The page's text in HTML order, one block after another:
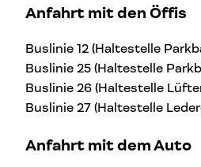
Anfahrt mit den Öffis
Buslinie 12 (Haltestelle
Buslinie 25 (Haltestelle
Buslinie 26 (Haltestelle
Buslinie 27 (Haltestelle
Anfahrt mit dem Auto